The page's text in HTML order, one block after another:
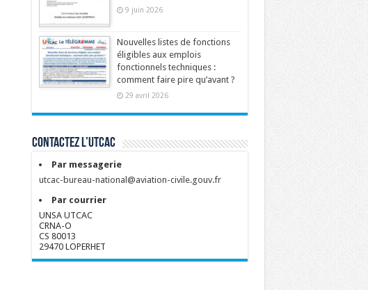
9 juin 2026
Nouvelles listes de fonctions
éligibles aux emplois
fonctionnels techniques :
comment faire pire qu’avant ?
29 avril 2026
Contactez l’UTCAC
Par messagerie
utcac-bureau-national@aviation-civile.gouv.fr
Par courrier
UNSA UTCAC
CRNA-O
CS 80013
29470 LOPERHET